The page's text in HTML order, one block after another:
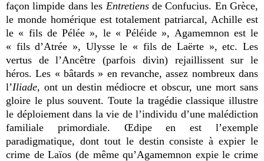
façon limpide dans les Entretiensde Confucius. En Grèce,
le monde homérique est totalement patriarcal, Achille est
le « fils de Pélée », le « Péléide », Agamemnon est le
« fils d’Atrée », Ulysse le « fils de Laërte », etc. Les
vertus de l’Ancêtre (parfois divin) rejaillissent sur le
héros. Les « bâtards » en revanche, assez nombreux dans
l’Iliade, ont un destin médiocre et obscur, une mort sans
gloire le plus souvent. Toute la tragédie classique illustre
le déploiement dans la vie de l’individu d’une malédiction
familiale primordiale. Œdipe en est l’exemple
paradigmatique, dont tout le destin consiste à expier le
crime de Laïos (de même qu’Agamemnon expie le crime